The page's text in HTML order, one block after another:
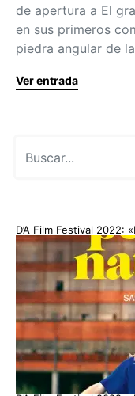
de apertura a El
en sus primeros
piedra angular de
Ver entrada
D’A Film Festival 2022: